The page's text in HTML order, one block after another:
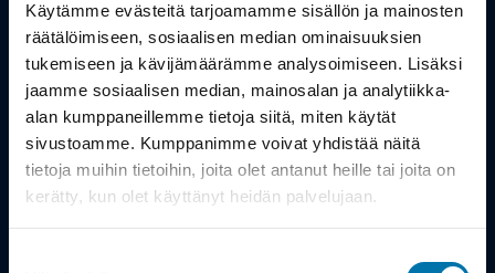
Käytämme evästeitä tarjoamamme sisällön ja mainosten
räätälöimiseen, sosiaalisen median ominaisuuksien
tukemiseen ja kävijämäärämme analysoimiseen. Lisäksi
jaamme sosiaalisen median, mainosalan ja analytiikka-
alan kumppaneillemme tietoja siitä, miten käytät
sivustoamme. Kumppanimme voivat yhdistää näitä
tietoja muihin tietoihin, joita olet antanut heille tai joita on
kerätty, kun olet käyttänyt heidän palvelujaan.
Info
Toimitus
Takuu ja palautukset